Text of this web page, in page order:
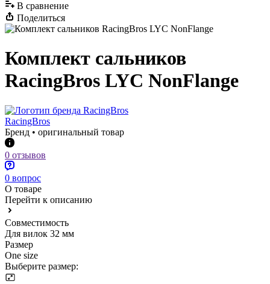
В сравнениe
Поделиться
Комплект сальников
RacingBros LYC NonFlange
RacingBros
Бренд • оригинальный товар
0 отзывов
0 вопрос
О товаре
Перейти к описанию
Совместимость
Для вилок 32 мм
Размер
One size
Выберите размер: